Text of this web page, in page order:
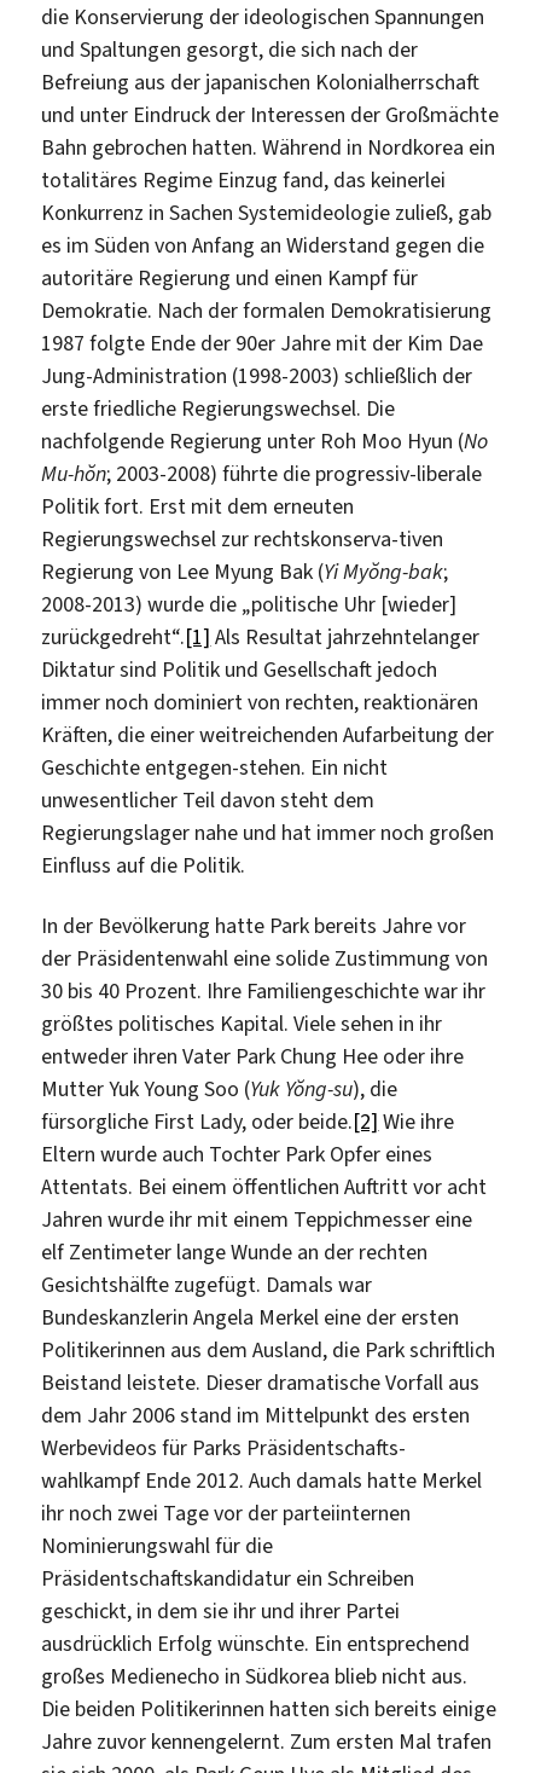
die Konservierung der ideologischen Spannungen
und Spaltungen gesorgt, die sich nach der
Befreiung aus der japanischen Kolonialherrschaft
und unter Eindruck der Interessen der Großmächte
Bahn gebrochen hatten. Während in Nordkorea ein
totalitäres Regime Einzug fand, das keinerlei
Konkurrenz in Sachen Systemideologie zuließ, gab
es im Süden von Anfang an Widerstand gegen die
autoritäre Regierung und einen Kampf für
Demokratie. Nach der formalen Demokratisierung
1987 folgte Ende der 90er Jahre mit der Kim Dae
Jung-Administration (1998-2003) schließlich der
erste friedliche Regierungswechsel. Die
nachfolgende Regierung unter Roh Moo Hyun (No
Mu-hŏn; 2003-2008) führte die progressiv-liberale
Politik fort. Erst mit dem erneuten
Regierungswechsel zur rechtskonserva-tiven
Regierung von Lee Myung Bak (Yi Myŏng-bak;
2008-2013) wurde die „politische Uhr [wieder]
zurückgedreht“.[1] Als Resultat jahrzehntelanger
Diktatur sind Politik und Gesellschaft jedoch
immer noch dominiert von rechten, reaktionären
Kräften, die einer weitreichenden Aufarbeitung der
Geschichte entgegen-stehen. Ein nicht
unwesentlicher Teil davon steht dem
Regierungslager nahe und hat immer noch großen
Einfluss auf die Politik.
In der Bevölkerung hatte Park bereits Jahre vor
der Präsidentenwahl eine solide Zustimmung von
30 bis 40 Prozent. Ihre Familiengeschichte war ihr
größtes politisches Kapital. Viele sehen in ihr
entweder ihren Vater Park Chung Hee oder ihre
Mutter Yuk Young Soo (Yuk Yŏng-su), die
fürsorgliche First Lady, oder beide.[2] Wie ihre
Eltern wurde auch Tochter Park Opfer eines
Attentats. Bei einem öffentlichen Auftritt vor acht
Jahren wurde ihr mit einem Teppichmesser eine
elf Zentimeter lange Wunde an der rechten
Gesichtshälfte zugefügt. Damals war
Bundeskanzlerin Angela Merkel eine der ersten
Politikerinnen aus dem Ausland, die Park schriftlich
Beistand leistete. Dieser dramatische Vorfall aus
dem Jahr 2006 stand im Mittelpunkt des ersten
Werbevideos für Parks Präsidentschafts-
wahlkampf Ende 2012. Auch damals hatte Merkel
ihr noch zwei Tage vor der parteiinternen
Nominierungswahl für die
Präsidentschaftskandidatur ein Schreiben
geschickt, in dem sie ihr und ihrer Partei
ausdrücklich Erfolg wünschte. Ein entsprechend
großes Medienecho in Südkorea blieb nicht aus.
Die beiden Politikerinnen hatten sich bereits einige
Jahre zuvor kennengelernt. Zum ersten Mal trafen